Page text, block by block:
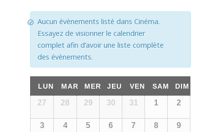
r
e
r
c
r
è
g
i
n
Aucun évènements listé dans Cinéma.
Essayez de visionner le calendrier
complet afin d’avoir une liste complète
des évènements.
l
Calendrier
Évènements
LUN MAR MER JEU VEN SAM DIM
27 28 29 30 31 1 2
3 4 5 6 7 8 9